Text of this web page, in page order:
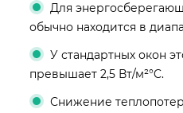
Для
обычно находится в
У стандартных окон
превышает 2,5 Вт/м²°C.
Снижение